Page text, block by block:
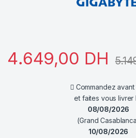
4.649,00 DH
Commandez avant
et faites vous livrer
08/08/2026
(Grand
10/08/2026